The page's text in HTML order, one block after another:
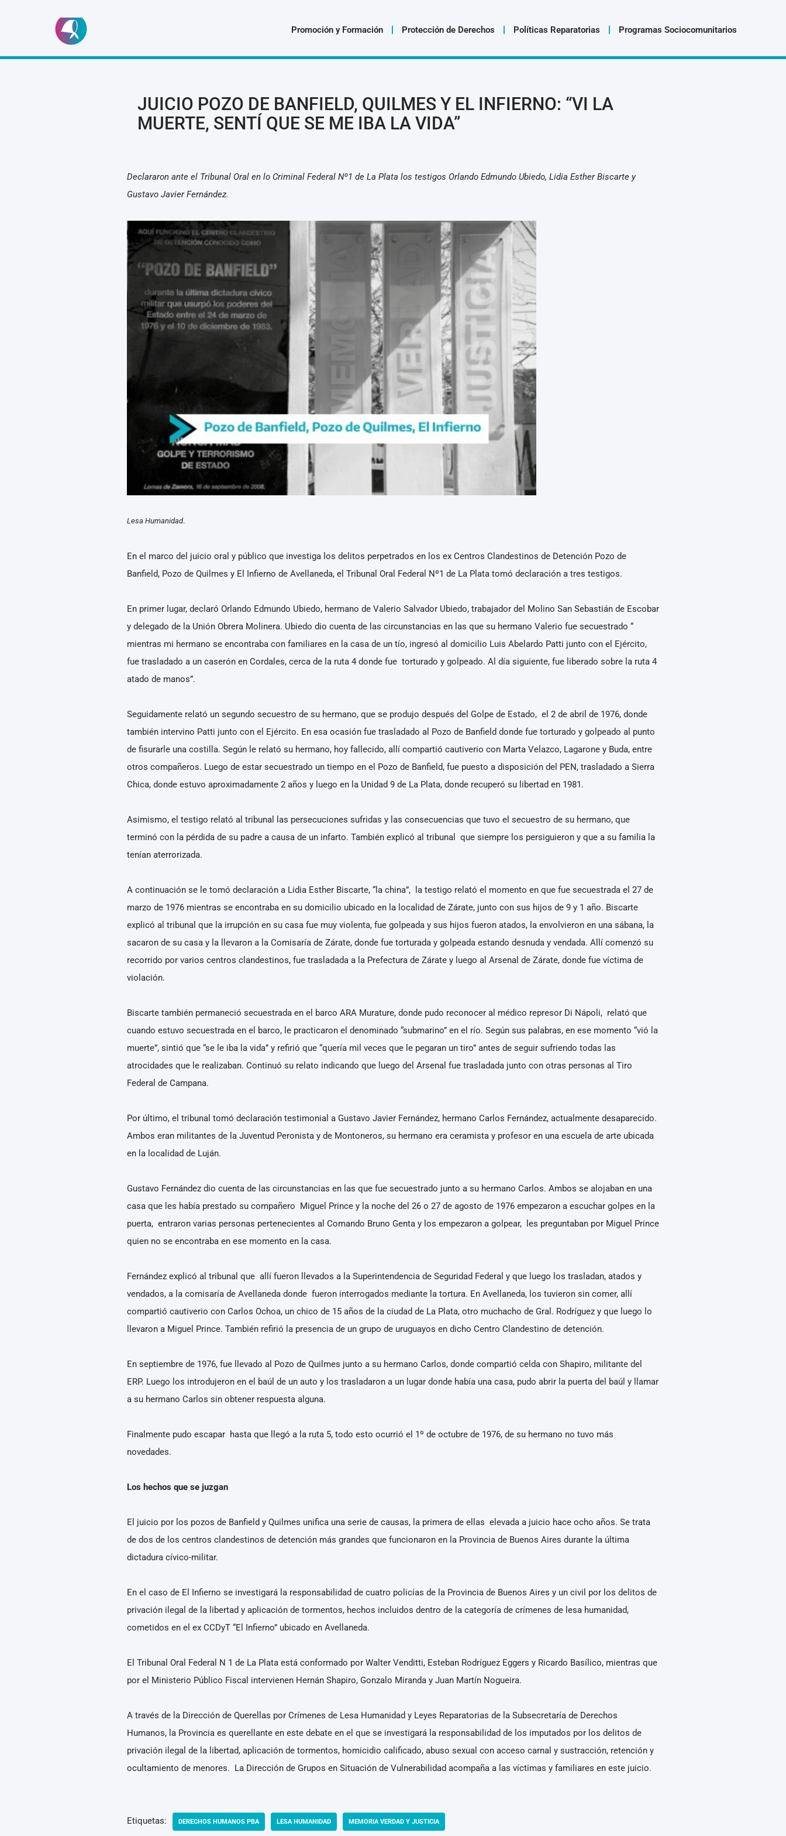
Promoción y Formación Protección de Derechos Políticas Reparatorias Programas Sociocomunitarios
JUICIO POZO DE BANFIELD, QUILMES Y EL INFIERNO: “VI LA
MUERTE, SENTÍ QUE SE ME IBA LA VIDA”
Declararon ante el Tribunal Oral en lo Criminal Federal Nº1 de La Plata los testigos Orlando Edmundo Ubiedo, Lidia Esther Biscarte y
Gustavo Javier Fernández.
Lesa Humanidad.
En el marco del juicio oral y público que investiga los delitos perpetrados en los ex Centros Clandestinos de Detención Pozo de
Banfield, Pozo de Quilmes y El Infierno de Avellaneda, el Tribunal Oral Federal Nº1 de La Plata tomó declaración a tres testigos.
En primer lugar, declaró Orlando Edmundo Ubiedo, hermano de Valerio Salvador Ubiedo, trabajador del Molino San Sebastián de Escobar
y delegado de la Unión Obrera Molinera. Ubiedo dio cuenta de las circunstancias en las que su hermano Valerio fue secuestrado “
mientras mi hermano se encontraba con familiares en la casa de un tío, ingresó al domicilio Luis Abelardo Patti junto con el Ejército,
fue trasladado a un caserón en Cordales, cerca de la ruta 4 donde fue torturado y golpeado. Al día siguiente, fue liberado sobre la ruta 4
atado de manos”.
Seguidamente relató un segundo secuestro de su hermano, que se produjo después del Golpe de Estado, el 2 de abril de 1976, donde
también intervino Patti junto con el Ejército. En esa ocasión fue trasladado al Pozo de Banfield donde fue torturado y golpeado al punto
de fisurarle una costilla. Según le relató su hermano, hoy fallecido, allí compartió cautiverio con Marta Velazco, Lagarone y Buda, entre
otros compañeros. Luego de estar secuestrado un tiempo en el Pozo de Banfield, fue puesto a disposición del PEN, trasladado a Sierra
Chica, donde estuvo aproximadamente 2 años y luego en la Unidad 9 de La Plata, donde recuperó su libertad en 1981.
Asimismo, el testigo relató al tribunal las persecuciones sufridas y las consecuencias que tuvo el secuestro de su hermano, que
terminó con la pérdida de su padre a causa de un infarto. También explicó al tribunal que siempre los persiguieron y que a su familia la
tenían aterrorizada.
A continuación se le tomó declaración a Lidia Esther Biscarte, “la china”, la testigo relató el momento en que fue secuestrada el 27 de
marzo de 1976 mientras se encontraba en su domicilio ubicado en la localidad de Zárate, junto con sus hijos de 9 y 1 año. Biscarte
explicó al tribunal que la irrupción en su casa fue muy violenta, fue golpeada y sus hijos fueron atados, la envolvieron en una sábana, la
sacaron de su casa y la llevaron a la Comisaría de Zárate, donde fue torturada y golpeada estando desnuda y vendada. Allí comenzó su
recorrido por varios centros clandestinos, fue trasladada a la Prefectura de Zárate y luego al Arsenal de Zárate, donde fue víctima de
violación.
Biscarte también permaneció secuestrada en el barco ARA Murature, donde pudo reconocer al médico represor Di Nápoli, relató que
cuando estuvo secuestrada en el barco, le practicaron el denominado “submarino” en el río. Según sus palabras, en ese momento “vió la
muerte”, sintió que “se le iba la vida” y refirió que “quería mil veces que le pegaran un tiro” antes de seguir sufriendo todas las
atrocidades que le realizaban. Continuó su relato indicando que luego del Arsenal fue trasladada junto con otras personas al Tiro
Federal de Campana.
Por último, el tribunal tomó declaración testimonial a Gustavo Javier Fernández, hermano Carlos Fernández, actualmente desaparecido.
Ambos eran militantes de la Juventud Peronista y de Montoneros, su hermano era ceramista y profesor en una escuela de arte ubicada
en la localidad de Luján.
Gustavo Fernández dio cuenta de las circunstancias en las que fue secuestrado junto a su hermano Carlos. Ambos se alojaban en una
casa que les había prestado su compañero Miguel Prince y la noche del 26 o 27 de agosto de 1976 empezaron a escuchar golpes en la
puerta, entraron varias personas pertenecientes al Comando Bruno Genta y los empezaron a golpear, les preguntaban por Miguel Prince
quien no se encontraba en ese momento en la casa.
Fernández explicó al tribunal que allí fueron llevados a la Superintendencia de Seguridad Federal y que luego los trasladan, atados y
vendados, a la comisaría de Avellaneda donde fueron interrogados mediante la tortura. En Avellaneda, los tuvieron sin comer, allí
compartió cautiverio con Carlos Ochoa, un chico de 15 años de la ciudad de La Plata, otro muchacho de Gral. Rodríguez y que luego lo
llevaron a Miguel Prince. También refirió la presencia de un grupo de uruguayos en dicho Centro Clandestino de detención.
En septiembre de 1976, fue llevado al Pozo de Quilmes junto a su hermano Carlos, donde compartió celda con Shapiro, militante del
ERP. Luego los introdujeron en el baúl de un auto y los trasladaron a un lugar donde había una casa, pudo abrir la puerta del baúl y llamar
a su hermano Carlos sin obtener respuesta alguna.
Finalmente pudo escapar hasta que llegó a la ruta 5, todo esto ocurrió el 1º de octubre de 1976, de su hermano no tuvo más
novedades.
Los hechos que se juzgan
El juicio por los pozos de Banfield y Quilmes unifica una serie de causas, la primera de ellas elevada a juicio hace ocho años. Se trata
de dos de los centros clandestinos de detención más grandes que funcionaron en la Provincia de Buenos Aires durante la última
dictadura cívico-militar.
En el caso de El Infierno se investigará la responsabilidad de cuatro policías de la Provincia de Buenos Aires y un civil por los delitos de
privación ilegal de la libertad y aplicación de tormentos, hechos incluidos dentro de la categoría de crímenes de lesa humanidad,
cometidos en el ex CCDyT “El Infierno” ubicado en Avellaneda.
El Tribunal Oral Federal N 1 de La Plata está conformado por Walter Venditti, Esteban Rodríguez Eggers y Ricardo Basílico, mientras que
por el Ministerio Público Fiscal intervienen Hernán Shapiro, Gonzalo Miranda y Juan Martín Nogueira.
A través de la Dirección de Querellas por Crímenes de Lesa Humanidad y Leyes Reparatorias de la Subsecretaría de Derechos
Humanos, la Provincia es querellante en este debate en el que se investigará la responsabilidad de los imputados por los delitos de
privación ilegal de la libertad, aplicación de tormentos, homicidio calificado, abuso sexual con acceso carnal y sustracción, retención y
ocultamiento de menores. La Dirección de Grupos en Situación de Vulnerabilidad acompaña a las víctimas y familiares en este juicio.
Etiquetas: DERECHOS HUMANOS PBA LESA HUMANIDAD MEMORIA VERDAD Y JUSTICIA